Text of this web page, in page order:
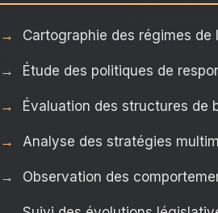
Cartographie des régimes
Étude des politiques de
Évaluation des structures de
Analyse des stratégies
Observation des